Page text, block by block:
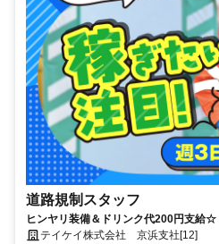
道路規制スタッフ
ヒンヤリ装備＆ドリンク代200円支給☆
テイケイ株式会社 京浜支社[12]